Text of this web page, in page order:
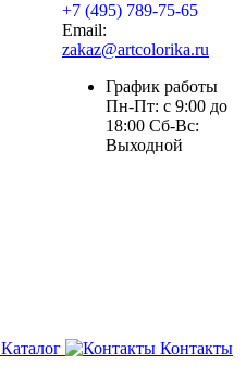
+7 (495) 789-75-65
Email:
zakaz@artcolorika.ru
График работы
Пн-Пт: с 9:00 до
18:00 Сб-Вс:
Выходной
Каталог Контакты